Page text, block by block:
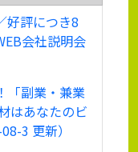
好評につき8
会社説明会
「副業・兼業
はあなたのビ
3 更新）